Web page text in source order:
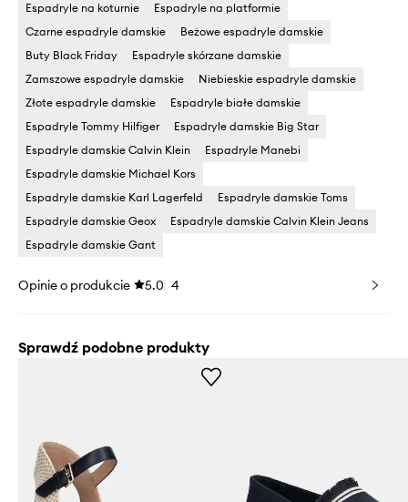
Espadryle na koturnie
Espadryle na platformie
Czarne espadryle damskie
Beżowe espadryle damskie
Buty Black Friday
Espadryle skórzane damskie
Zamszowe espadryle damskie
Niebieskie espadryle damskie
Złote espadryle damskie
Espadryle białe damskie
Espadryle Tommy Hilfiger
Espadryle damskie Big Star
Espadryle damskie Calvin Klein
Espadryle Manebi
Espadryle damskie Michael Kors
Espadryle damskie Karl Lagerfeld
Espadryle damskie Toms
Espadryle damskie Geox
Espadryle damskie Calvin Klein Jeans
Espadryle damskie Gant
Opinie o produkcie 5.0 4
Sprawdź podobne produkty